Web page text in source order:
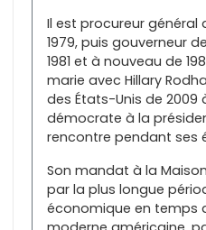
Il est procureur général
1979, puis gouverneur
1981 et à nouveau de
marie avec Hillary
des États-Unis de 2009
démocrate à la
rencontre pendant ses
Son mandat à la
par la plus longue
économique en temps